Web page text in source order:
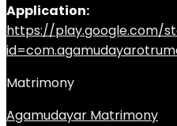
Application:
https://play.google.com/
Matrimony
Agamudayar Matrimony